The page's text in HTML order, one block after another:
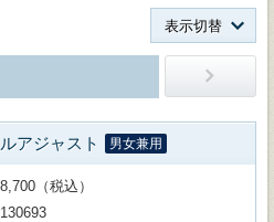
表示切替
アジャスト 男女兼用
（税込）